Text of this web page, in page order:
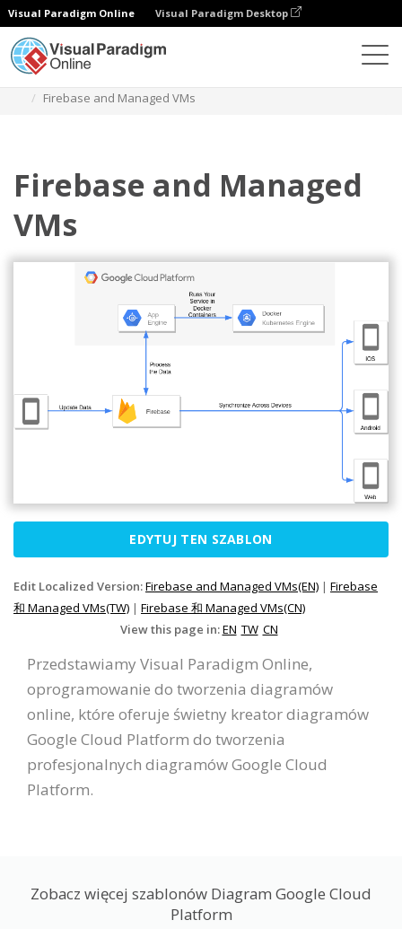
Visual Paradigm Online Visual Paradigm Desktop
Firebase and Managed VMs
Firebase and Managed
VMs
EDYTUJ TEN SZABLON
Edit Localized Version:Firebase and Managed VMs(EN) | Firebase
和 Managed VMs(TW) | Firebase 和 Managed VMs(CN)
View this page in:EN TW CN
Przedstawiamy Visual Paradigm Online,
oprogramowanie do tworzenia diagramów
online, które oferuje świetny kreator diagramów
Google Cloud Platform do tworzenia
profesjonalnych diagramów Google Cloud
Platform.
Zobacz więcej szablonów Diagram Google Cloud
Platform